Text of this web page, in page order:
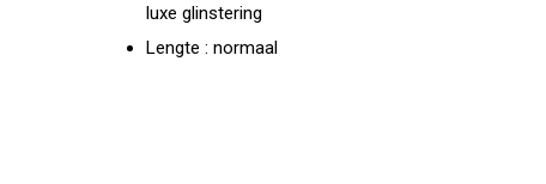
luxe glinstering
Lengte : normaal